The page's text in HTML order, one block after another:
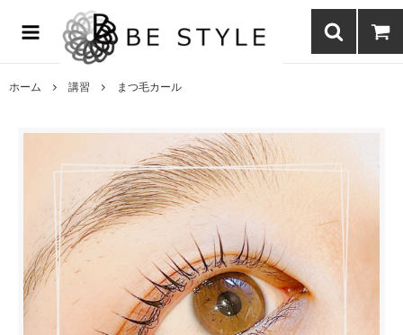
まつげエクステ商材の通販・まつげパーマ・ボディジュエリーなどまつ
げ商材・美容商材の通販｜BE STYLE beauty shop
ホーム 講習 まつ毛カール